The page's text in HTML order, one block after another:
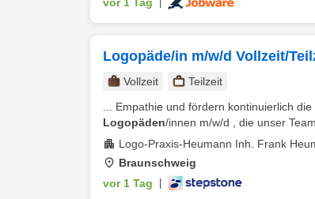
Logopäde/in m/w/d Vollzeit/
Vollzeit
Teilzeit
... Empathie und fördern kontinuierlich
Logopäden/innen m/w/d , die unser
Logo-Praxis-Heumann Inh. Frank
Braunschweig
vor 1 Tag